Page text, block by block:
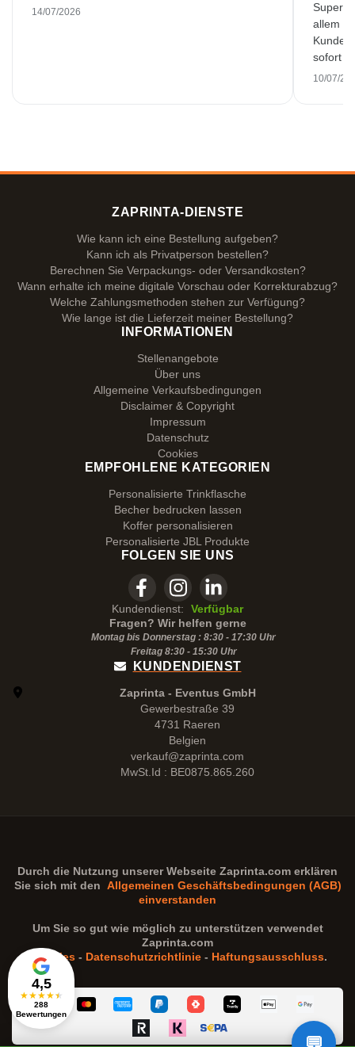
14/07/2026
Super
allem
sofort
10/07/
4,5
★★★★★
288
Bewertungen
ZAPRINTA-DIENSTE
Wie kann ich eine Bestellung aufgeben?
Kann ich als Privatperson bestellen?
Berechnen Sie Verpackungs- oder Versandkosten?
Wann erhalte ich meine digitale Vorschau oder Korrekturabzug?
Welche Zahlungsmethoden stehen zur Verfügung?
Wie lange ist die Lieferzeit meiner Bestellung?
INFORMATIONEN
Stellenangebote
Über uns
Allgemeine Verkaufsbedingungen
Disclaimer & Copyright
Impressum
Datenschutz
Cookies
EMPFOHLENE KATEGORIEN
Personalisierte Trinkflasche
Becher bedrucken lassen
Koffer personalisieren
Personalisierte JBL Produkte
FOLGEN SIE UNS
Kundendienst:
Verfügbar
Fragen? Wir helfen gerne
Montag bis Donnerstag : 8:30 - 17:30 Uhr
Freitag 8:30 - 15:30Uhr
KUNDENDIENST
Zaprinta - Eventus GmbH
Gewerbestraße 39
4731 Raeren
Belgien
verkauf@zaprinta.com
MwSt.Id : BE0875.865.260
Durch die Nutzung unserer Webseite Zaprinta.com erklären
Sie sich mit den Allgemeinen Geschäftsbedingungen (AGB)
einverstanden
Um Sie so gut wie möglich zu unterstützen verwendet
Zaprinta.com
Cookies - Datenschutzrichtlinie - Haftungsausschluss.